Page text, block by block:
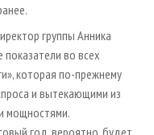
группы Анника
во всех
которая по-прежнему
и вытекающими из
мощностями.
год, вероятно, будет